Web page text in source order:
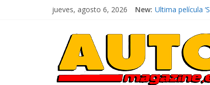
jueves, agosto 6, 2026 New: El costo de
¿Qué puede
La Vuelta al
La FEDAK